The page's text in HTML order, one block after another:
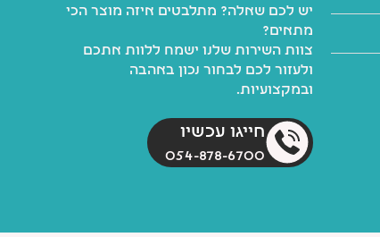
יש לכם שאלה? מתלבטים איזה מוצר הכי
מתאים?
צוות השירות שלנו ישמח ללוות אתכם
ולעזור לכם לבחור נכון באהבה
ובמקצועיות.
חייגו עכשיו
054-878-6700